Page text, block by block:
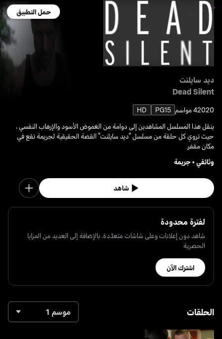
حمل التطبيق
ديد سايلنت
Dead Silent
20204 مواسم PG15
HD
ينقل هذا المسلسل المشاهدين إلى دوامة من الغموض الأسود والإرهاب النفسي ،
حيث تروي كل حلقة من مسلسل "ديد سايلنت" القصة الحقيقية لجريمة تقع في
مكان مقفر.
وثائقي• جريمة
شاهد
لفترة محدودة
شاهد دون إعلانات وعلى شاشات متعدّدة، بالإضافة إلى العديد من المزايا
الحصرية
اشترك الآن
الحلقات موسم 1